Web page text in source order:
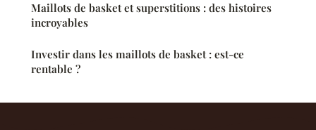
Maillots de basket et superstitions : des histoires
incroyables
Investir dans les maillots de basket : est-ce
rentable ?